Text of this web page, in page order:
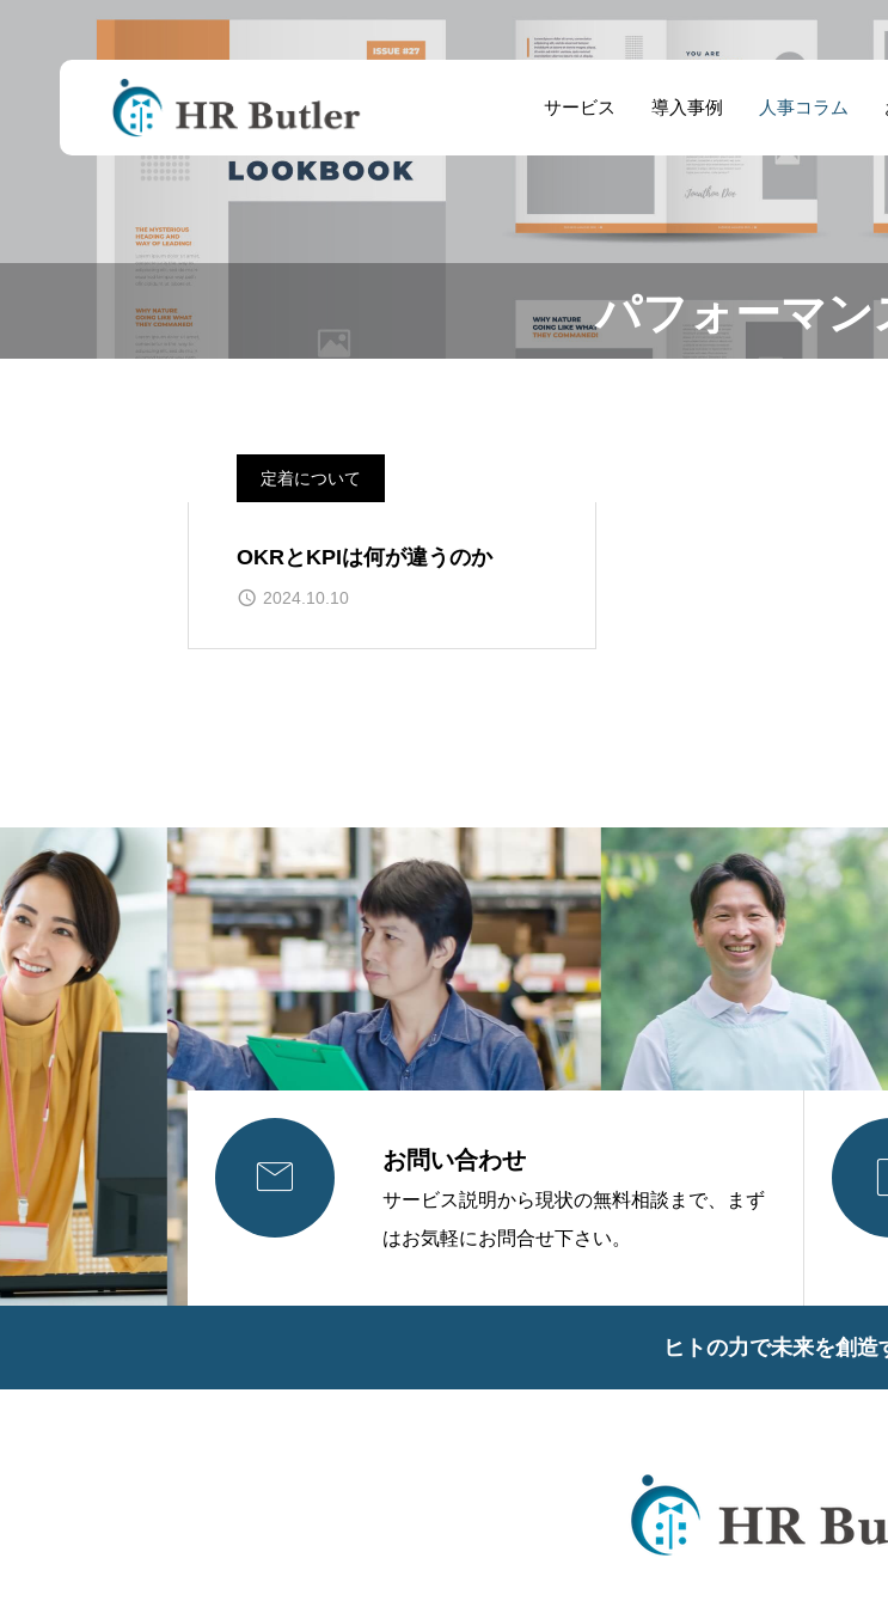
サービス 導入事例 人事コラム
製造業の技術者採
用支援
早期離職が起きる
会社の共通点
パフォーマン
定着について
OKRとKPIは何が違うのか
2024.10.10
 お問い合わせ
サービス説明から現状の無料相談まで、まず
はお気軽にお問合せ下さい。
ヒトの力で未来を創造